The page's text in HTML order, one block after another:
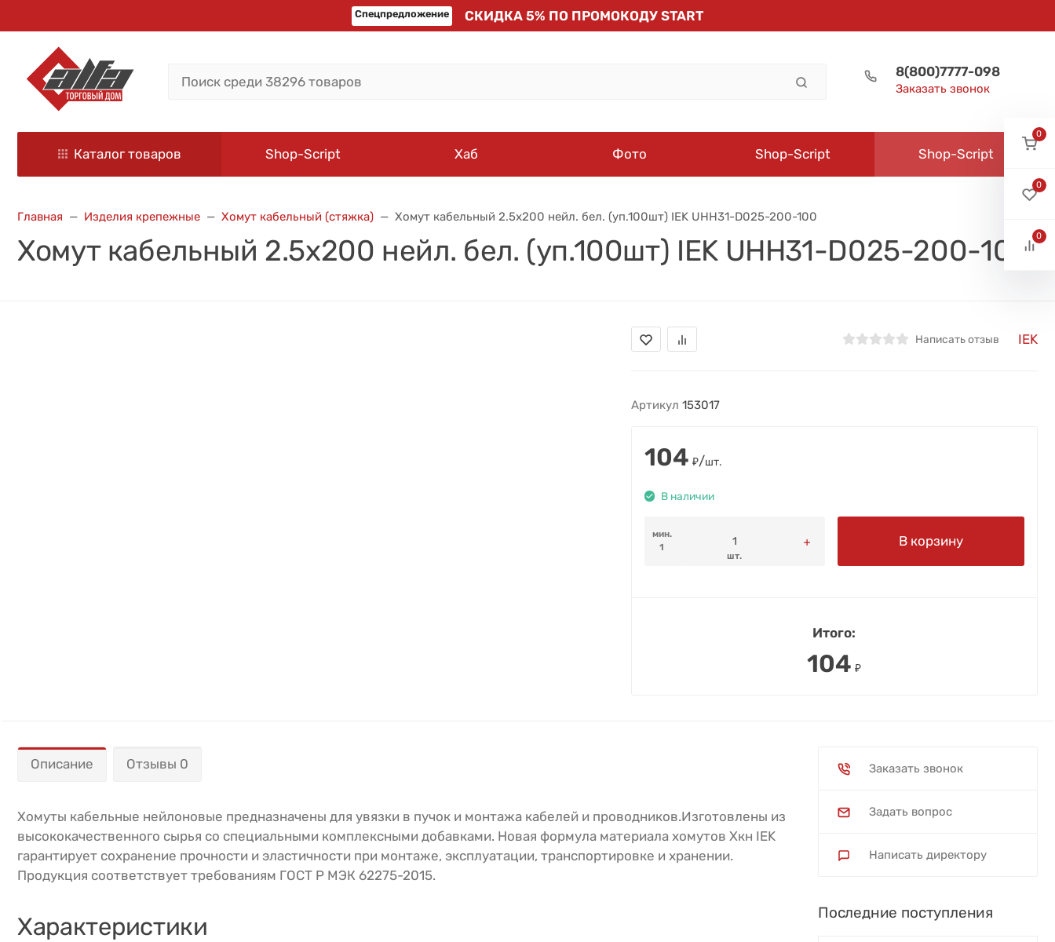
Спецпредложение СКИДКА 5% ПО ПРОМОКОДУ START
8(800)7777-098
Заказать звонок
Каталог товаров Shop-Script Хаб Фото Shop-Script Shop-Script
Главная Изделия крепежные Хомут кабельный (стяжка) Хомут кабельный 2.5х200 нейл. бел. (уп.100шт) IEK UHH31-D025-200-100
Хомут кабельный 2.5х200 нейл. бел. (уп.100шт) IEK UHH31-D025-200-100
Написать отзыв IEK
Артикул 153017
104 ₽/шт.
В наличии
мин.
1
шт.
В корзину
Итого:
104 ₽
Описание Отзывы 0
Хомуты кабельные нейлоновые предназначены для увязки в пучок и монтажа кабелей и проводников.Изготовлены из
высококачественного сырья со специальными комплексными добавками. Новая формула материала хомутов Хкн IEK
гарантирует сохранение прочности и эластичности при монтаже, эксплуатации, транспортировке и хранении.
Продукция соответствует требованиям ГОСТ Р МЭК 62275-2015.
Характеристики
Заказать звонок
Задать вопрос
Написать директору
Последние поступления
0
0
0